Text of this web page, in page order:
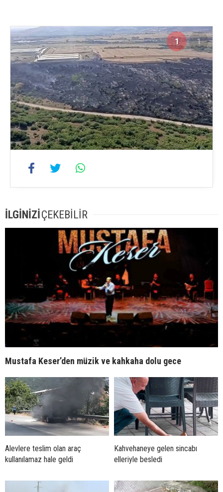
1 1
İLGİNİZİÇEKEBİLİR
Mustafa Keser’den müzik ve kahkaha dolu gece
Alevlere teslim olan araç
kullanılamaz hale geldi
Kahvehaneye gelen sincabı
elleriyle besledi